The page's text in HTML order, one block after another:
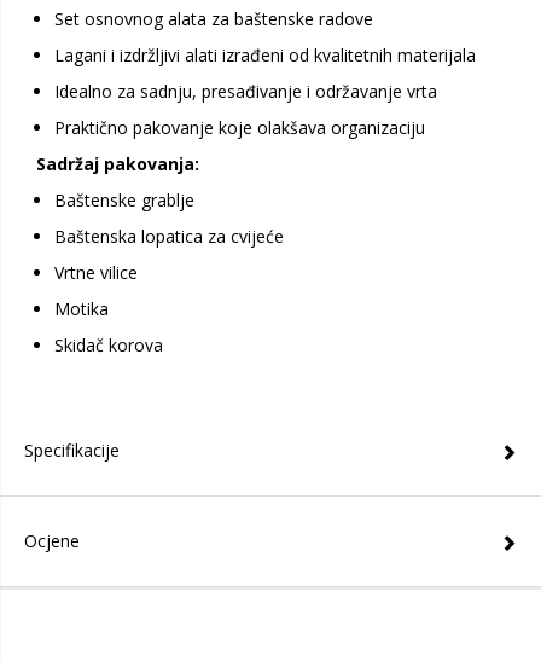
Set osnovnog alata za baštenske radove
Lagani i izdržljivi alati izrađeni od kvalitetnih materijala
Idealno za sadnju, presađivanje i održavanje vrta
Praktično pakovanje koje olakšava organizaciju
Sadržaj pakovanja:
Baštenske grablje
Baštenska lopatica za cvijeće
Vrtne vilice
Motika
Skidač korova
Specifikacije
Ocjene